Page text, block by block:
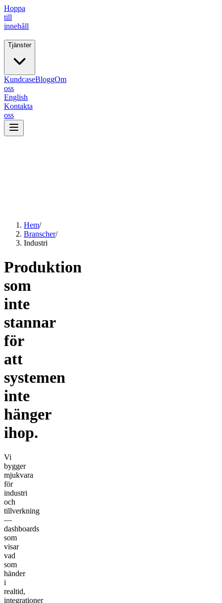
Hoppa
till
innehåll
Fiive.
Tjänster
KundcaseBloggOm
oss
English
Kontakta
oss
Hem/
Branscher/
Industri
Produktion
som
inte
stannar
för
att
systemen
inte
hänger
ihop.
Vi
bygger
mjukvara
för
industri
och
tillverkning
—
dashboards
som
visar
vad
som
händer
i
realtid,
integrationer